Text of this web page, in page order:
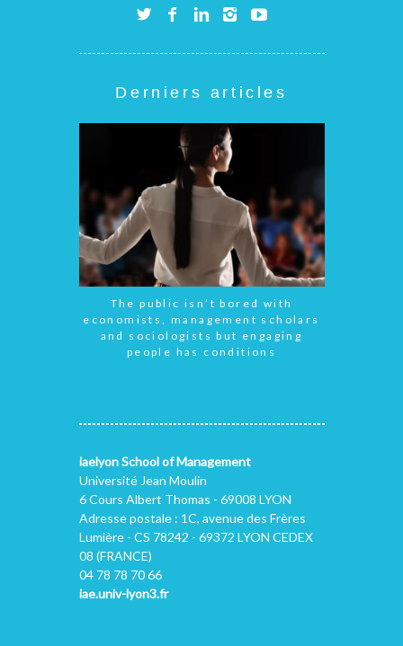
Derniers articles
The public isn’t bored with
economists, management scholars
and sociologists but engaging
people has conditions
iaelyon School of Management
Université Jean Moulin
6 Cours Albert Thomas - 69008 LYON
Adresse postale : 1C, avenue des Frères
Lumière - CS 78242 - 69372 LYON CEDEX
08 (FRANCE)
04 78 78 70 66
iae.univ-lyon3.fr